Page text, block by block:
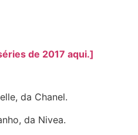
de 2017 aqui.]
da Chanel.
da Nivea.